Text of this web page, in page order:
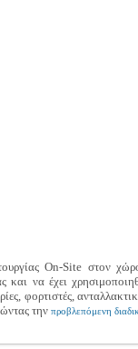
On-Site στον
να έχει
φορτιστές,
την προβλεπόμενη